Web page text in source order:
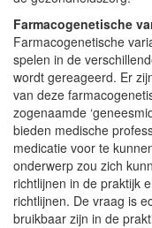
Farmacogenetische
Farmacogenetische
spelen in de
wordt gereageerd. Er
van deze
zogenaamde
bieden medische
medicatie voor te
onderwerp zou zich
richtlijnen in de praktijk
richtlijnen. De vraag is
bruikbaar zijn in de